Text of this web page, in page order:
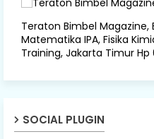
Teraton Bimbel
Matematika IPA, Fisika
Training, Jakarta Timur Hp
SOCIAL PLUGIN